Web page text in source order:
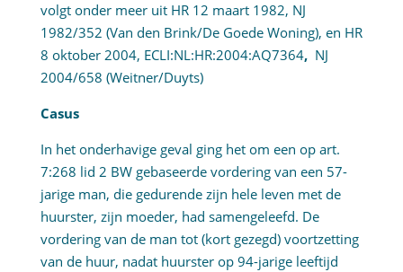
volgt onder meer uit HR 12 maart 1982, NJ
1982/352 (Van den Brink/De Goede Woning), en HR
8 oktober 2004, ECLI:NL:HR:2004:AQ7364,NJ
2004/658 (Weitner/Duyts)
Casus
In het onderhavige geval ging het om een op art.
7:268 lid 2 BW gebaseerde vordering van een 57-
jarige man, die gedurende zijn hele leven met de
huurster, zijn moeder, had samengeleefd. De
vordering van de man tot (kort gezegd) voortzetting
van de huur, nadat huurster op 94-jarige leeftijd